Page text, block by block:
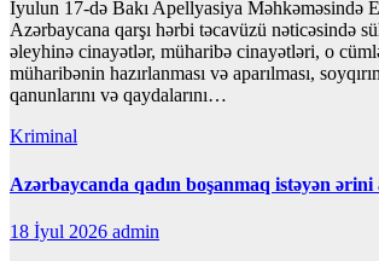
İyulun 17-də Bakı Apellyasiya Məhkəməsində
Azərbaycana qarşı hərbi təcavüzü nəticəsində
əleyhinə cinayətlər, müharibə cinayətləri, o
müharibənin hazırlanması və aparılması,
qanunlarını və qaydalarını…
Kriminal
Azərbaycanda qadın boşanmaq istəyən
18 İyul 2026 admin